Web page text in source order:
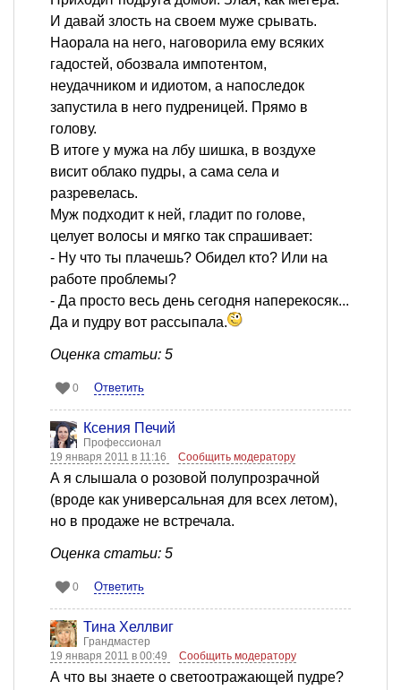
И давай злость на своем муже срывать.
Наорала на него, наговорила ему всяких
гадостей, обозвала импотентом,
неудачником и идиотом, а напоследок
запустила в него пудреницей. Прямо в
голову.
В итоге у мужа на лбу шишка, в воздухе
висит облако пудры, а сама села и
разревелась.
Муж подходит к ней, гладит по голове,
целует волосы и мягко так спрашивает:
- Ну что ты плачешь? Обидел кто? Или на
работе проблемы?
- Да просто весь день сегодня наперекосяк...
Да и пудру вот рассыпала.
Оценка статьи: 5
0 Ответить
Ксения Печий
Профессионал
19 января 2011 в 11:16
Сообщить модератору
А я слышала о розовой полупрозрачной
(вроде как универсальная для всех летом),
но в продаже не встречала.
Оценка статьи: 5
0 Ответить
Тина Хеллвиг
Грандмастер
19 января 2011 в 00:49
Сообщить модератору
А что вы знаете о светоотражающей пудре?